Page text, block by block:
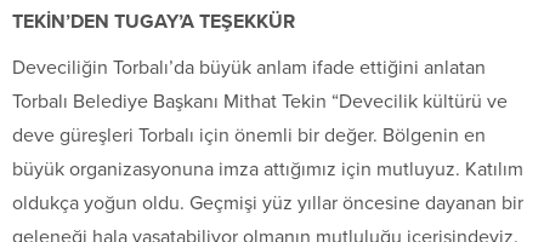
TEKİN’DEN TUGAY’A TEŞEKKÜR
Deveciliğin Torbalı’da büyük anlam ifade ettiğini anlatan
Torbalı Belediye Başkanı Mithat Tekin “Devecilik kültürü ve
deve güreşleri Torbalı için önemli bir değer. Bölgenin en
büyük organizasyonuna imza attığımız için mutluyuz. Katılım
oldukça yoğun oldu. Geçmişi yüz yıllar öncesine dayanan bir